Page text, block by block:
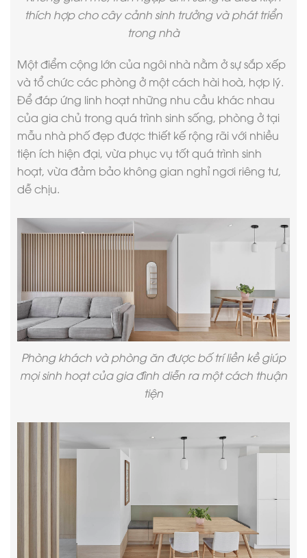
thích hợp cho cây cảnh sinh trưởng và phát triển
trong nhà
Một điểm cộng lớn của ngôi nhà nằm ở sự sắp xếp
và tổ chức các phòng ở một cách hài hoà, hợp lý.
Để đáp ứng linh hoạt những nhu cầu khác nhau
của gia chủ trong quá trình sinh sống, phòng ở tại
mẫu nhà phố đẹpđược thiết kế rộng rãi với nhiều
tiện ích hiện đại, vừa phục vụ tốt quá trình sinh
hoạt, vừa đảm bảo không gian nghỉ ngơi riêng tư,
dễ chịu.
Phòng khách và phòng ăn được bố trí liền kề giúp
mọi sinh hoạt của gia đình diễn ra một cách thuận
tiện